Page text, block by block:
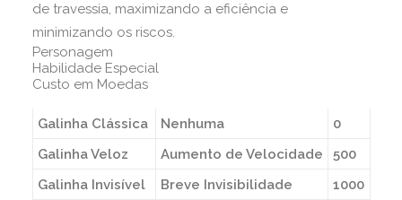
de travessia, maximizando a eficiência e
minimizando os riscos.
Personagem
Habilidade Especial
Custo em Moedas
Galinha Clássica Nenhuma
0
Galinha Veloz
Aumento de Velocidade
500
Galinha Invisível
Breve Invisibilidade
1000